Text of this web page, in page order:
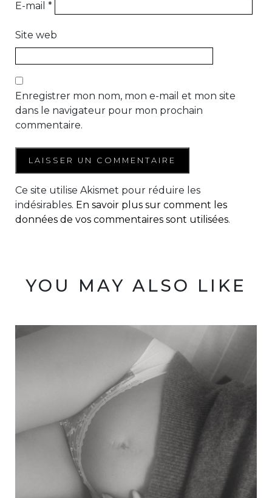
E-mail *
Site web
Enregistrer mon nom, mon e-mail et mon site
dans le navigateur pour mon prochain
commentaire.
Ce site utilise Akismet pour réduire les
indésirables. En savoir plus sur comment les
données de vos commentaires sont utilisées.
YOU MAY ALSO LIKE